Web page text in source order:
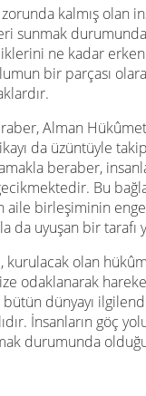
kalmış olan
sunmak
ne kadar
bir parçası
Alman
da üzüntüyle
beraber,
Bu
birleşiminin
da uyuşan bir tarafı
kurulacak olan
odaklanarak
dünyayı
İnsanların göç
durumunda